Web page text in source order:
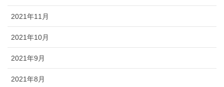
2021年11月
2021年10月
2021年9月
2021年8月